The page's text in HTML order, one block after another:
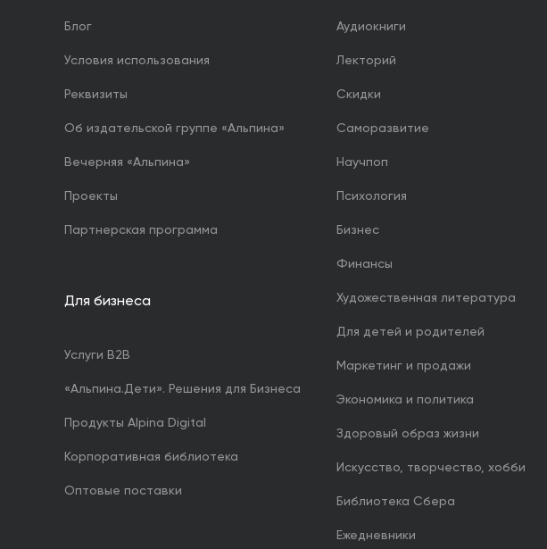
Блог
Условия использования
Реквизиты
Об издательской группе «Альпина»
Вечерняя «Альпина»
Проекты
Партнерская программа
Для бизнеса
Услуги B2B
«Альпина.Дети». Решения для Бизнеса
Продукты Alpina Digital
Корпоративная библиотека
Оптовые поставки
Аудиокниги
Лекторий
Скидки
Саморазвитие
Научпоп
Психология
Бизнес
Финансы
Художественная литература
Для детей и родителей
Маркетинг и продажи
Экономика и политика
Здоровый образ жизни
Искусство, творчество, хобби
Библиотека Сбера
Ежедневники